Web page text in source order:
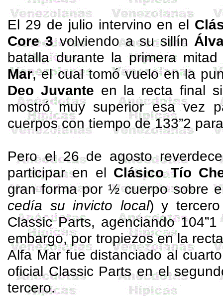
El 29 de julio intervino en el
Core 3volviendo a su sillín
batalla durante la primera
Mar, el cual tomó vuelo en la
Deo Juvante en la recta final
mostró muy superior esa vez
cuerpos con tiempo de 133”2
Pero el 26 de agosto
participar en el Clásico Tío
gran forma por ½ cuerpo sobre
cedía su invicto local) y
Classic Parts, agenciando
embargo, por tropiezos en la
Alfa Mar fue distanciado al
oficialClassic Partsen el
tercero.